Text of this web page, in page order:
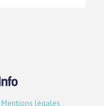
Mentions légales